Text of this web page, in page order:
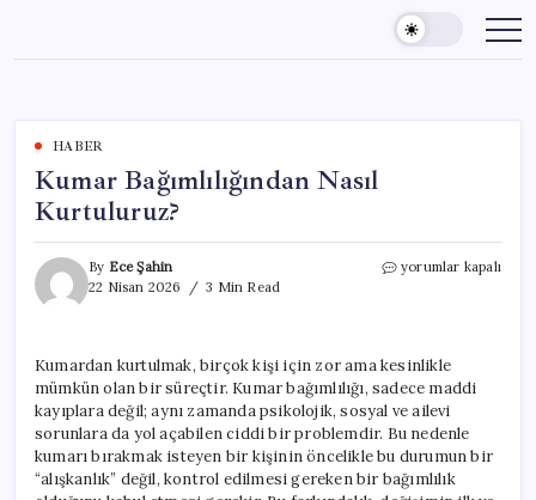
content
HABER
Kumar Bağımlılığından Nasıl
Kurtuluruz?
By Ece Şahin
22 Nisan 2026
3 Min Read
Kumar
yorumlar kapalı
Kumardan kurtulmak, birçok kişi için zor ama kesinlikle
mümkün olan bir süreçtir. Kumar bağımlılığı, sadece maddi
kayıplara değil; aynı zamanda psikolojik, sosyal ve ailevi
sorunlara da yol açabilen ciddi bir problemdir. Bu nedenle
kumarı bırakmak isteyen bir kişinin öncelikle bu durumun bir
“alışkanlık” değil, kontrol edilmesi gereken bir bağımlılık